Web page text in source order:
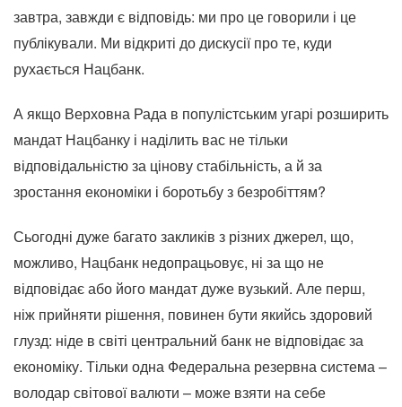
завтра, завжди є відповідь: ми про це говорили і це
публікували. Ми відкриті до дискусії про те, куди
рухається Нацбанк.
А якщо Верховна Рада в популістським угарі розширить
мандат Нацбанку і наділить вас не тільки
відповідальністю за цінову стабільність, а й за
зростання економіки і боротьбу з безробіттям?
Сьогодні дуже багато закликів з різних джерел, що,
можливо, Нацбанк недопрацьовує, ні за що не
відповідає або його мандат дуже вузький. Але перш,
ніж прийняти рішення, повинен бути якийсь здоровий
глузд: ніде в світі центральний банк не відповідає за
економіку. Тільки одна Федеральна резервна система –
володар світової валюти – може взяти на себе